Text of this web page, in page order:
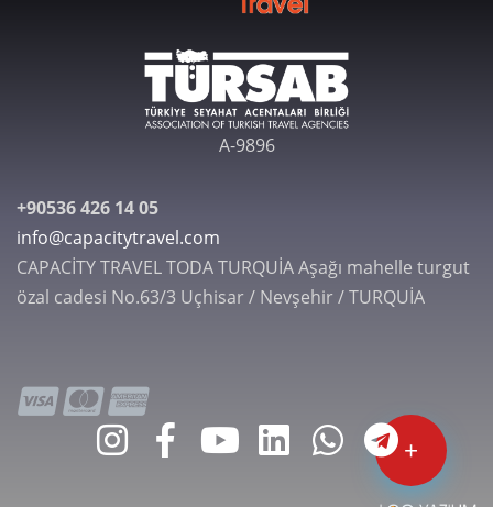
A-9896
+90536 426 14 05
info@capacitytravel.com
CAPACİTY TRAVEL TODA TURQUİA Aşağı mahelle turgut
özal cadesi No.63/3 Uçhisar / Nevşehir / TURQUİA
+